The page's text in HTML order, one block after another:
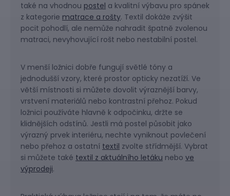
také na vhodnou postel a kvalitní výbavu pro spánek
z kategorie matrace a rošty. Textil dokáže zvýšit
pocit pohodlí, ale nemůže nahradit špatně zvolenou
matraci, nevyhovující rošt nebo nestabilní postel.
V menší ložnici dobře fungují světlé tóny a
jednodušší vzory, které prostor opticky nezatíží. Ve
větší místnosti si můžete dovolit výraznější barvy,
vrstvení materiálů nebo kontrastní přehoz. Pokud
ložnici používáte hlavně k odpočinku, držte se
klidnějších odstínů. Jestli má postel působit jako
výrazný prvek interiéru, nechte vyniknout povlečení
nebo přehoz a ostatní textil zvolte střídmější. Vybrat
si můžete také textil z aktuálního letáku nebo ve
výprodeji.